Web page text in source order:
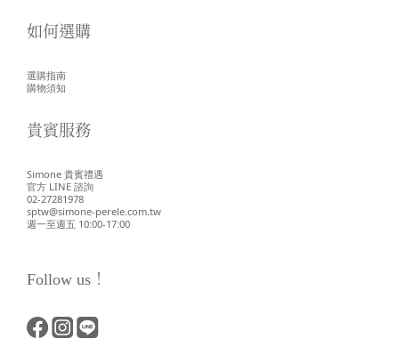
如何選購
選購指南
購物須知
貴賓服務
Simone 貴賓禮遇
官方 LINE 諮詢
02-27281978
sptw@simone-perele.com.tw
週一至週五 10:00-17:00
Follow us！